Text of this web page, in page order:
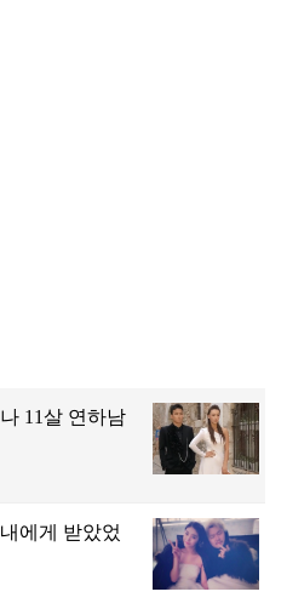
11살 연하남
에게 받았었